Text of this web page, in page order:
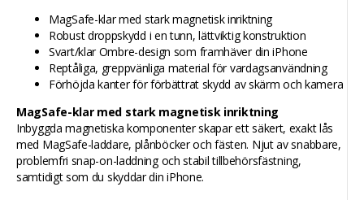
MagSafe-klar med stark magnetisk inriktning
Robust droppskydd i en tunn, lättviktig konstruktion
Svart/klar Ombre-design som framhäver din iPhone
Reptåliga, greppvänliga material för vardagsanvändning
Förhöjda kanter för förbättrat skydd av skärm och kamera
MagSafe-klar med stark magnetisk inriktning
Inbyggda magnetiska komponenter skapar ett säkert, exakt lås
med MagSafe-laddare, plånböcker och fästen. Njut av snabbare,
problemfri snap-on-laddning och stabil tillbehörsfästning,
samtidigt som du skyddar din iPhone.